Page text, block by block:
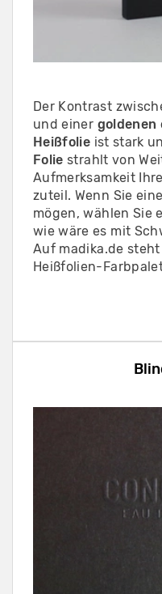
Der Kontrast
und einer goldenen
Heißfolie ist stark
Folie strahlt von
Aufmerksamkeit
zuteil. Wenn Sie
mögen, wählen Sie
wie wäre es mit
Auf madika.de
Heißfolien-